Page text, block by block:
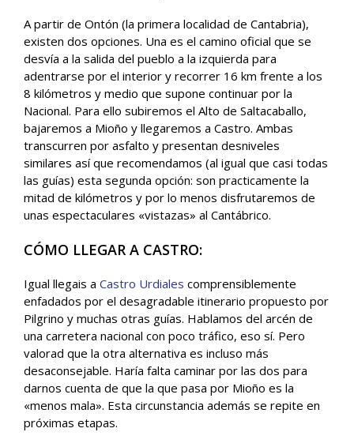
A partir de Ontón (la primera localidad de Cantabria),
existen dos opciones. Una es el camino oficial que se
desvía a la salida del pueblo a la izquierda para
adentrarse por el interior y recorrer 16 km frente a los
8 kilómetros y medio que supone continuar por la
Nacional. Para ello subiremos el Alto de Saltacaballo,
bajaremos a Mioño y llegaremos a Castro. Ambas
transcurren por asfalto y presentan desniveles
similares así que recomendamos (al igual que casi todas
las guías) esta segunda opción: son practicamente la
mitad de kilómetros y por lo menos disfrutaremos de
unas espectaculares «vistazas» al Cantábrico.
CÓMO LLEGAR A CASTRO:
Igual llegais a Castro Urdiales comprensiblemente
enfadados por el desagradable itinerario propuesto por
Pilgrino y muchas otras guías. Hablamos del arcén de
una carretera nacional con poco tráfico, eso sí. Pero
valorad que la otra alternativa es incluso más
desaconsejable. Haría falta caminar por las dos para
darnos cuenta de que la que pasa por Mioño es la
«menos mala». Esta circunstancia además se repite en
próximas etapas.